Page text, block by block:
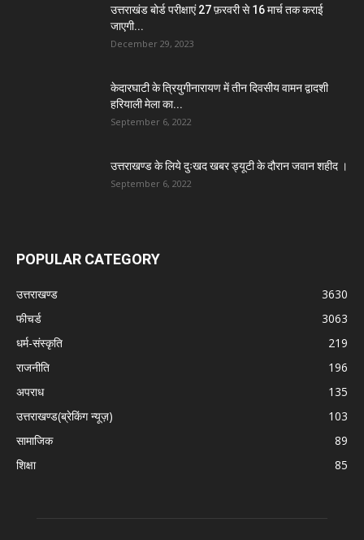
उत्तराखंड बोर्ड परीक्षाएं 27 फ़रवरी से 16 मार्च तक कराई
जाएगी...
December 29, 2023
केदारघाटी के त्रियुगीनारायण में तीन दिवसीय वामन द्वादशी
हरियाली मेला का...
September 6, 2022
उत्तराखण्ड के लिये दुःखद खबर ड्यूटी के दौरान जवान शहीद ।
September 6, 2022
POPULAR CATEGORY
उत्तराखण्ड
3630
फीचर्ड
3063
धर्म-संस्कृति
219
राजनीति
196
अपराध
135
उत्तराखण्ड(ब्रेकिंग न्यूज़)
103
सामाजिक
89
शिक्षा
85